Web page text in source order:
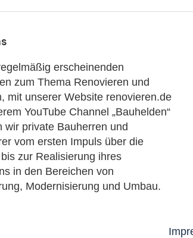
erscheinenden
zum Thema Renovieren und
mit unserer Website renovieren.de
YouTube Channel „Bauhelden“
wir private Bauherren und
vom ersten Impuls über die
zur Realisierung ihres
in den Bereichen von
Modernisierung und Umbau.